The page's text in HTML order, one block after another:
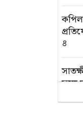
৪
সঙ্গে
৫